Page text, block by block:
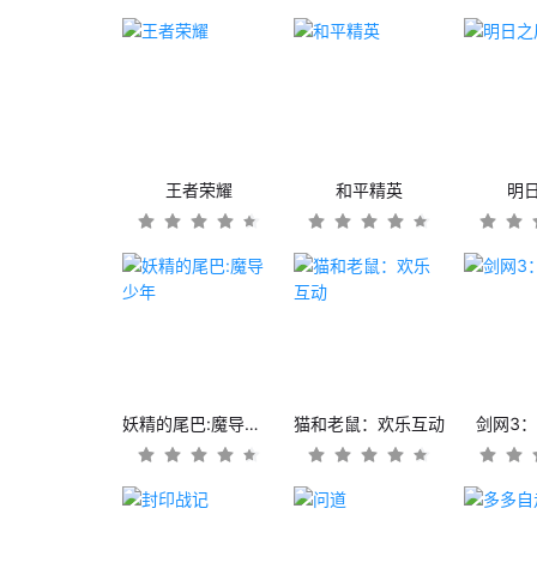
王者荣耀 和平精英 明
妖精的尾巴:魔导少年 猫和老鼠：欢乐互动 剑网3